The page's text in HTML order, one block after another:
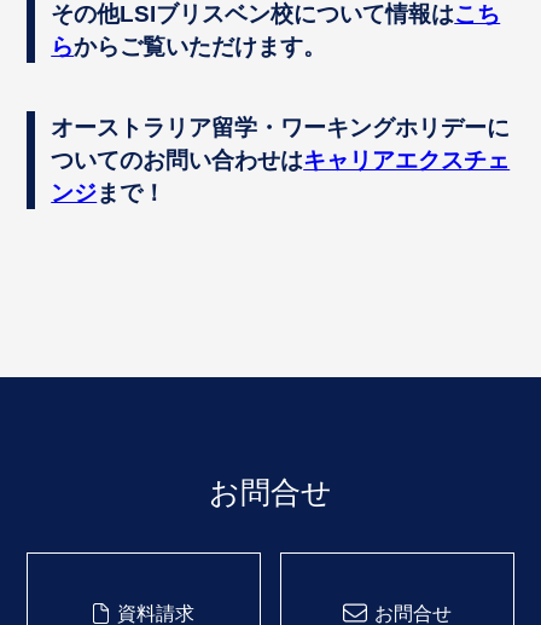
その他LSIブリスベン校について情報はこち
らからご覧いただけます。
オーストラリア留学・ワーキングホリデーに
ついてのお問い合わせはキャリアエクスチェ
ンジまで！
お問合せ
資料請求 お問合せ